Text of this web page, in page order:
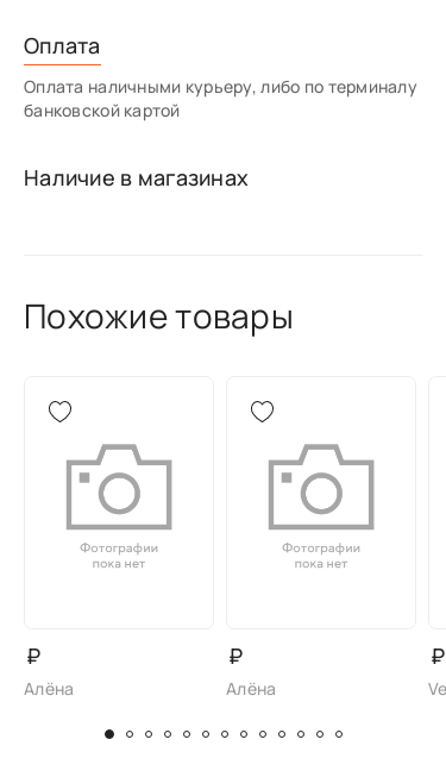
Оплата
Оплата наличными курьеру, либо по терминалу
банковской картой
Наличие в магазинах
Похожие товары
₽
Алёна
₽
Алёна
₽